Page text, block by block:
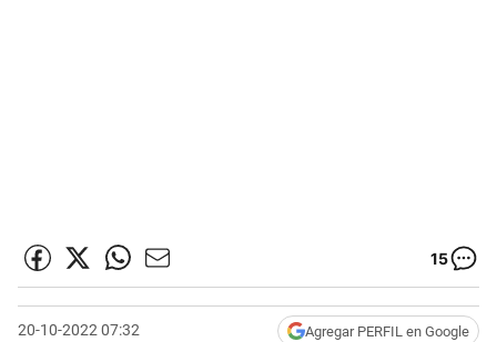
15
20-10-2022 07:32 Agregar PERFIL en Google